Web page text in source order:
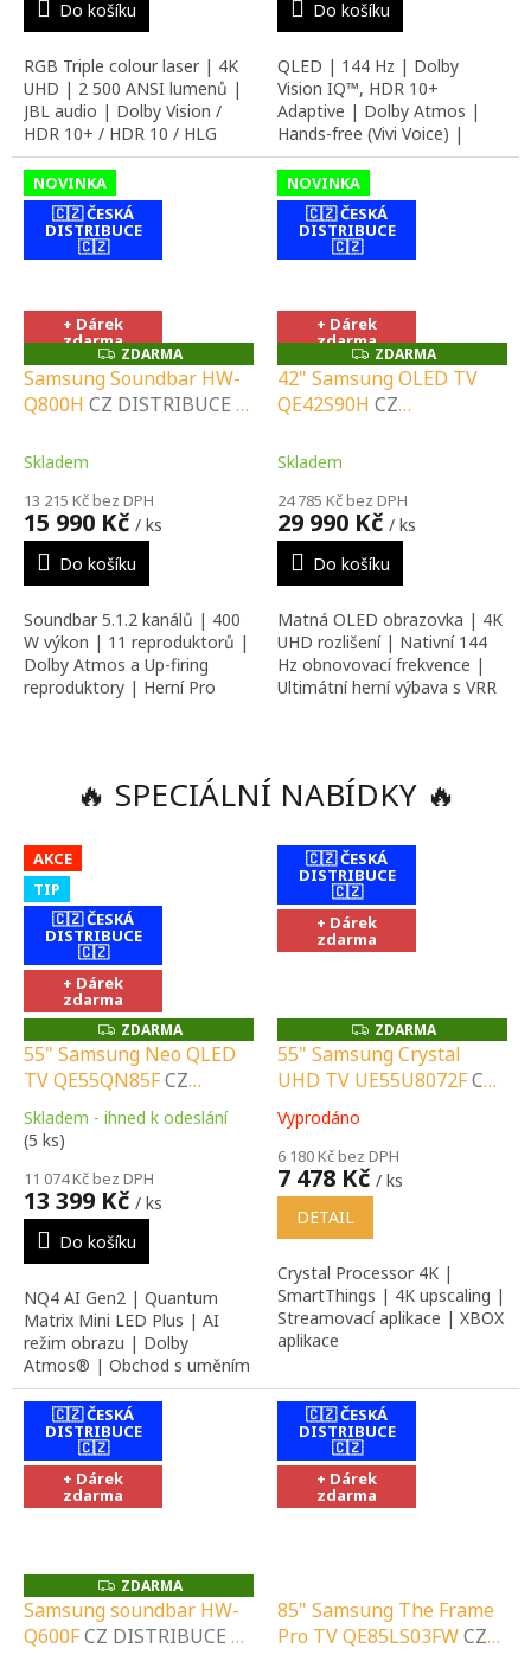
PORADENSTVÍ |
INSTALAČNÍ &
MONTÁŽNÍ SLUŽBY
Do košíku
RGB Triple colour laser | 4K
UHD | 2 500 ANSI lumenů |
JBL audio | Dolby Vision /
HDR 10+ / HDR 10 / HLG
INSTALAČNÍ &
MONTÁŽNÍ SLUŽBY
Do košíku
QLED | 144 Hz | Dolby
Vision IQ™, HDR 10+
Adaptive | Dolby Atmos |
Hands-free (Vivi Voice) |
Originální CZ distribuce
NOVINKA
🇨🇿 ČESKÁ
DISTRIBUCE
🇨🇿
+ Dárek
zdarma
Z
D
A
R
ZDARMA
Samsung Soundbar HW-
Q800H CZ DISTRIBUCE A
SPECIALIZOVANÝ
PORADENSTVÍ |
INSTALAČNÍ &
MONTÁŽNÍ SLUŽBY
Skladem
13 215 Kč bez DPH
15 990 Kč / ks
Do košíku
Soundbar 5.1.2 kanálů | 400
W výkon | 11 reproduktorů |
Dolby Atmos a Up-firing
reproduktory | Herní Pro
NOVINKA
🇨🇿 ČESKÁ
DISTRIBUCE
🇨🇿
+ Dárek
zdarma
Z
D
A
R
ZDARMA
42" Samsung OLED TV
QE42S90H CZ
SERVIS |
PRODEJCE |
PORADENSTVÍ |
INSTALAČNÍ &
MONTÁŽNÍ SLUŽBY
Skladem
24 785 Kč bez DPH
29 990 Kč / ks
Do košíku
Matná OLED obrazovka | 4K
UHD rozlišení | Nativní 144
Hz obnovovací frekvence |
Ultimátní herní výbava s VRR
🔥 SPECIÁLNÍ NABÍDKY 🔥
AKCE
TIP
🇨🇿 ČESKÁ
DISTRIBUCE
🇨🇿
+ Dárek
zdarma
Z
D
A
R
A
ZDARMA
55" Samsung Neo QLED
TV QE55QN85FCZ
DISTRIBUCE A LOKÁLNÍ
SERVIS |
SPECIALIZOVANÝ
PRODEJCE |
PORADENSTVÍ |
INSTALAČNÍ &
MONTÁŽNÍ SLUŽBY
Průměrné
hodnocení
produktu
je
4,5
5
hvězdiček.
Skladem - ihned k odeslání
(5 ks)
11 074 Kč bez DPH
13 399 Kč / ks
Do košíku
NQ4 AI Gen2 | Quantum
Matrix Mini LED Plus | AI
režim obrazu | Dolby
Atmos® | Obchod s uměním
(Art Store)
🇨🇿 ČESKÁ
DISTRIBUCE
🇨🇿
+ Dárek
zdarma
Z
D
A
R
ZDARMA
55" Samsung Crystal
UHD TV UE55U8072FCZ
DISTRIBUCE A LOKÁLNÍ
SERVIS |
SPECIALIZOVANÝ
PRODEJCE |
PORADENSTVÍ |
INSTALAČNÍ &
MONTÁŽNÍ SLUŽBY
Průměrné
produktu
je
4,2
hvězdiček.
Vyprodáno
6 180 Kč bez DPH
7 478 Kč / ks
DETAIL
Crystal Processor 4K |
SmartThings | 4K upscaling |
Streamovací aplikace | XBOX
aplikace
🇨🇿 ČESKÁ
DISTRIBUCE
🇨🇿
+ Dárek
zdarma
Z
D
A
R
ZDARMA
Samsung soundbar HW-
Q600FCZ DISTRIBUCE A
🇨🇿 ČESKÁ
DISTRIBUCE
🇨🇿
+ Dárek
zdarma
85" Samsung The Frame
Pro TV QE85LS03FWCZ